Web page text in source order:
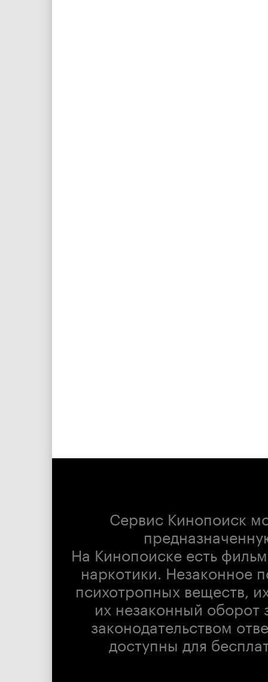
Сервис Кинопоиск
На Кинопоиске есть
наркотики. Незаконное
психотропных веществ,
их незаконный оборот
законодательством
доступны для